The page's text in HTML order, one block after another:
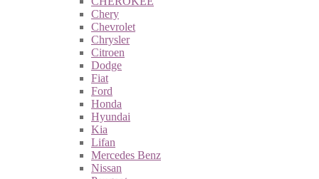
Chery
Chevrolet
Chrysler
Citroen
Dodge
Fiat
Ford
Honda
Hyundai
Kia
Lifan
Mercedes Benz
Nissan